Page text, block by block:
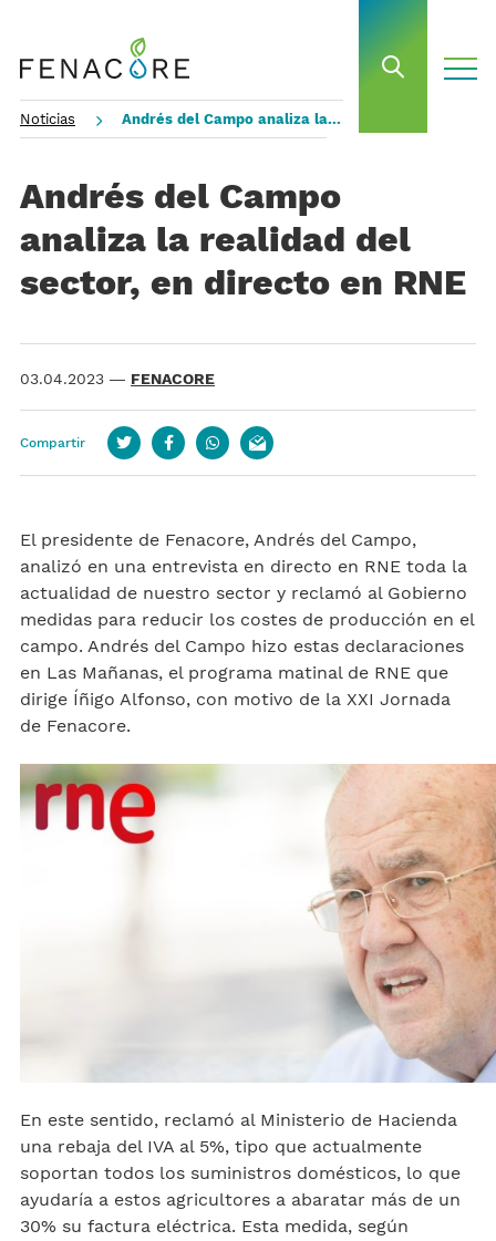
open
Noticias Andrés del Campo analiza la realidad del sector, en directo en RNE
Andrés del Campo
analiza la realidad del
sector, en directo en RNE
03.04.2023 — FENACORE
Compartir TwitterFacebookwhatsapp
email
El presidente de Fenacore, Andrés del Campo,
analizó en una entrevista en directo en RNE toda la
actualidad de nuestro sector y reclamó al Gobierno
medidas para reducir los costes de producción en el
campo. Andrés del Campo hizo estas declaraciones
en Las Mañanas, el programa matinal de RNE que
dirige Íñigo Alfonso, con motivo de la XXI Jornada
de Fenacore.
En este sentido, reclamó al Ministerio de Hacienda
una rebaja del IVA al 5%, tipo que actualmente
soportan todos los suministros domésticos, lo que
ayudaría a estos agricultores a abaratar más de un
30% su factura eléctrica. Esta medida, según